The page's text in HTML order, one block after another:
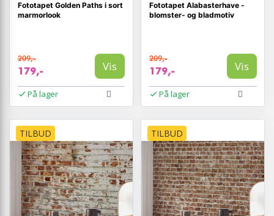
Fototapet Golden Paths i sort
marmorlook
209,-
179,- Vis
På lager
Fototapet Alabasterhave -
blomster- og bladmotiv
209,-
179,- Vis
På lager
TILBUD TILBUD